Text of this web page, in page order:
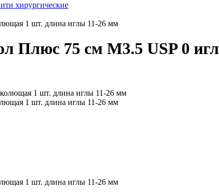
хирургические
1 шт. длина иглы 11-26 мм
Плюс 75 см М3.5 USP 0
1 шт. длина иглы 11-26 мм
1 шт. длина иглы 11-26 мм